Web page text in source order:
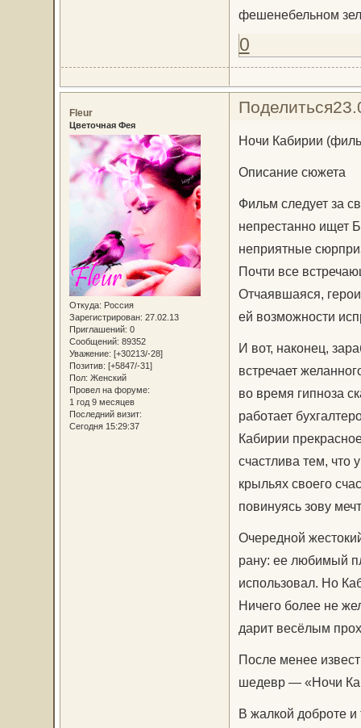
фешенебельном
0
Поделиться
Fleur
Цветочная Фея
Откуда: Россия
Зарегистрирован: 27.02.13
Приглашений: 0
Сообщений: 89352
Уважение: [+30213/-28]
Позитив: [+5847/-31]
Пол: Женский
Провел на форуме:
1 год 9 месяцев
Последний визит:
Сегодня 15:29:37
Ночи Кабирии
Описание сюжета
Фильм следует за
непрестанно ищет
неприятные
Почти все
Отчаявшаяся,
ей возможности
И вот, наконец,
встречает
во время гипноза
работает
Кабирии
счастлива тем, что
крыльях своего
повинуясь зову
Очередной
рану: ее любимый
использовал. Но
Ничего более не
дарит весёлым
После менее
шедевр — «Ночи
В жалкой доброте и